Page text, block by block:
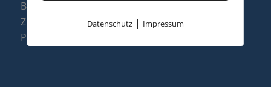
Baugruppen
Zubehör & Ersatzteile
Produktzusammenfassung
Datenschutz| Impressum